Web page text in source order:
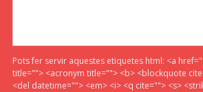
Pots fer servir aquestes etiquetes html: <a
title=""> <acronym title=""> <b> <blockquote
<del datetime=""> <em> <i> <q cite=""> <s>